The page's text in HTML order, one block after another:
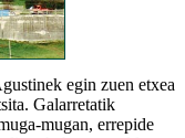
egin zuen etxea
Galarretatik
mugan, errepide